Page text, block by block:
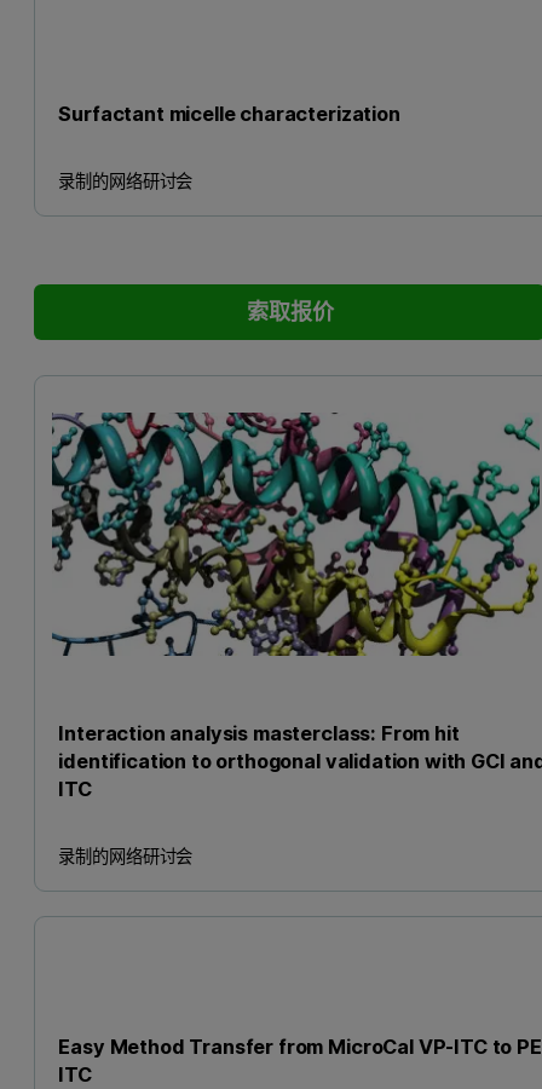
Surfactant micelle characterization
录制的网络研讨会
索取报价
Interaction analysis masterclass: From hit
identification to orthogonal validation with GCI
ITC
录制的网络研讨会
Easy Method Transfer from MicroCal VP-ITC to
ITC